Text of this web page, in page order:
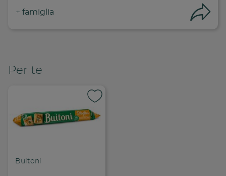
+ famiglia
Per te
Buitoni